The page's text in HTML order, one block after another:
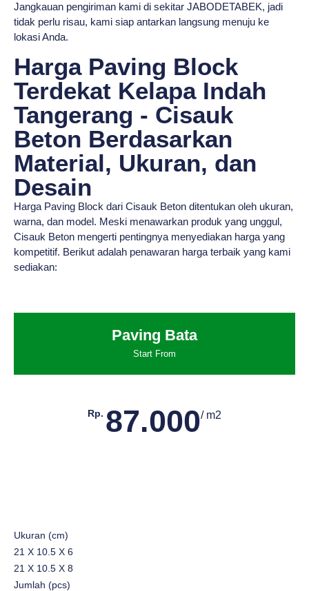
Jangkauan pengiriman kami di sekitar JABODETABEK, jadi
tidak perlu risau, kami siap antarkan langsung menuju ke
lokasi Anda.
Harga Paving Block
Terdekat Kelapa Indah
Tangerang - Cisauk
Beton Berdasarkan
Material, Ukuran, dan
Desain
Harga Paving Block dari Cisauk Beton ditentukan oleh ukuran,
warna, dan model. Meski menawarkan produk yang unggul,
Cisauk Beton mengerti pentingnya menyediakan harga yang
kompetitif. Berikut adalah penawaran harga terbaik yang kami
sediakan:
Paving Bata
Start From
Rp. 87.000/ m2
Ukuran (cm)
21 X 10.5 X 6
21 X 10.5 X 8
Jumlah (pcs)